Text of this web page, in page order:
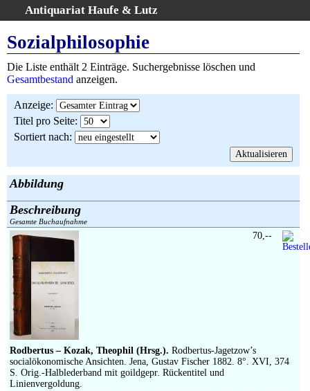
Antiquariat Haufe & Lutz
Home
Gesamtbestand
Kategorien
Schlagwörter
Suchergebnisse
AGB
Widerruf
Über uns
Aktuelle Kataloge
Kontakt
Ankauf
Links
Impressum
Sozialphilosophie
Die Liste enthält 2 Einträge. Suchergebnisse löschen und
Gesamtbestand anzeigen.
Anzeige:
Titel pro Seite:
Sortiert nach:
Abbildung
Beschreibung
Gesamte Buchaufnahme
Rodbertus – Kozak, Theophil (Hrsg.). Rodbertus-Jagetzow’s
socialökonomische Ansichten. Jena, Gustav Fischer 1882. 8°. XVI, 374
S. Orig.-Halblederband mit goildgepr. Rückentitel und
Linienvergoldung.
70,--